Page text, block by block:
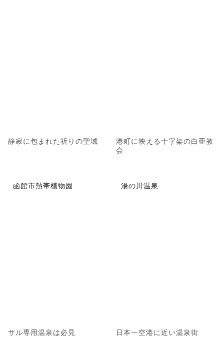
静寂に包まれた祈りの聖域
港町に映える十字架の白亜教
会
函館市熱帯植物園
サル専用温泉は必見
湯の川温泉
日本一空港に近い温泉街